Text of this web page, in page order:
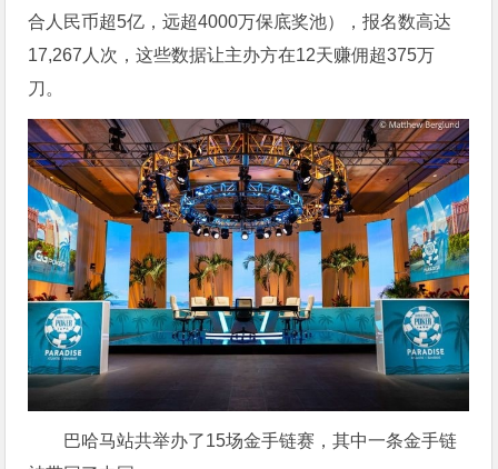
合人民币超5亿，远超4000万保底奖池），报名数高达
17,267人次，这些数据让主办方在12天赚佣超375万
刀。
巴哈马站共举办了15场金手链赛，其中一条金手链